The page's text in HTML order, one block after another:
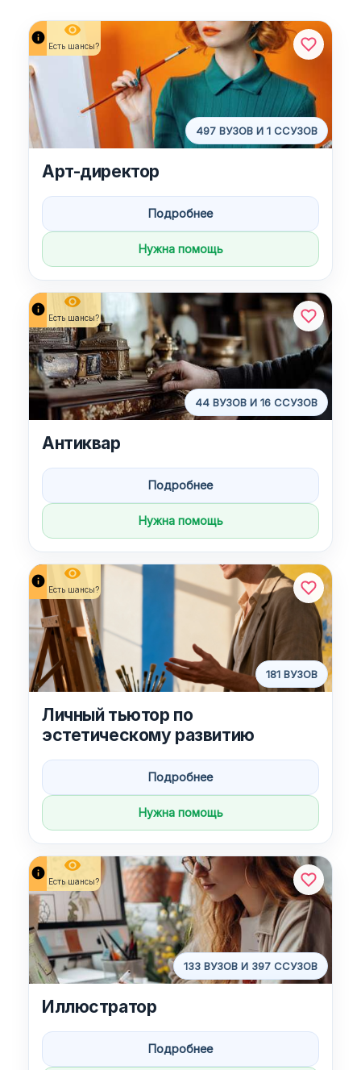
О ЕГЭ ⌄
ПРОЧЕЕ
Целевое ⌄
Журнал
info remove_red_eye
Есть шансы?
497 ВУЗОВ И 1 ССУЗОВ
Арт-директор
Подробнее
Нужна помощь
info remove_red_eye
Есть шансы?
44 ВУЗОВ И 16 ССУЗОВ
Антиквар
Подробнее
Нужна помощь
info remove_red_eye
Есть шансы?
181 ВУЗОВ
Личный тьютор по
эстетическому развитию
Подробнее
Нужна помощь
info remove_red_eye
Есть шансы?
133 ВУЗОВ И 397 ССУЗОВ
Иллюстратор
Подробнее